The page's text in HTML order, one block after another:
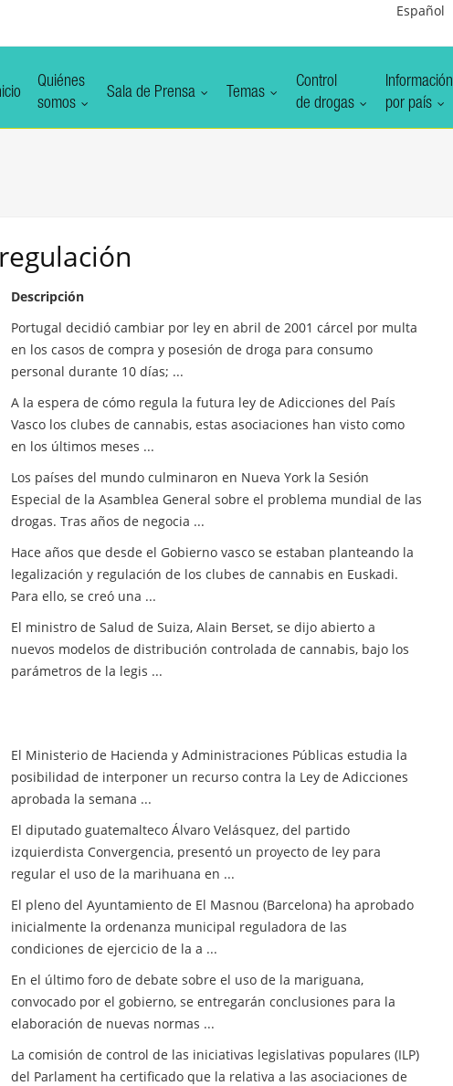
Español
Quiénes
somos
Sala de Prensa Temas
Control
de drogas
Información
por país
regulación
Descripción
Portugal decidió cambiar por ley en abril de 2001 cárcel por multa
en los casos de compra y posesión de droga para consumo
personal durante 10 días; ...
A la espera de cómo regula la futura ley de Adicciones del País
Vasco los clubes de cannabis, estas asociaciones han visto como
en los últimos meses ...
Los países del mundo culminaron en Nueva York la Sesión
Especial de la Asamblea General sobre el problema mundial de las
drogas. Tras años de negocia ...
Hace años que desde el Gobierno vasco se estaban planteando la
legalización y regulación de los clubes de cannabis en Euskadi.
Para ello, se creó una ...
El ministro de Salud de Suiza, Alain Berset, se dijo abierto a
nuevos modelos de distribución controlada de cannabis, bajo los
parámetros de la legis ...
El Ministerio de Hacienda y Administraciones Públicas estudia la
posibilidad de interponer un recurso contra la Ley de Adicciones
aprobada la semana ...
El diputado guatemalteco Álvaro Velásquez, del partido
izquierdista Convergencia, presentó un proyecto de ley para
regular el uso de la marihuana en ...
El pleno del Ayuntamiento de El Masnou (Barcelona) ha aprobado
inicialmente la ordenanza municipal reguladora de las
condiciones de ejercicio de la a ...
En el último foro de debate sobre el uso de la mariguana,
convocado por el gobierno, se entregarán conclusiones para la
elaboración de nuevas normas ...
La comisión de control de las iniciativas legislativas populares (ILP)
del Parlament ha certificado que la relativa a las asociaciones de